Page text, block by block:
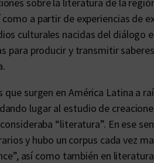
a partir de experiencias de
culturales nacidas del diálogo
para producir y transmitir
surgen en América Latina a
lugar al estudio de
“literatura”. En ese
y hubo un corpus cada vez
así como también en